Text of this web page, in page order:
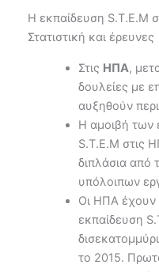
Η εκπαίδευση S.T.E.M
Στατιστική και έρευνες
Στις ΗΠΑ,
δουλείες με
αυξηθούν
Η αμοιβή των
S.T.E.M στις
διπλάσια από
υπόλοιπων
Οι ΗΠΑ έχουν
εκπαίδευση
το 2015.